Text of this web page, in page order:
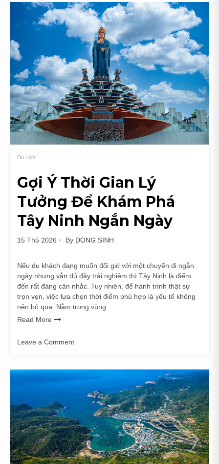
Bộ
Nghiệm
Lưu
Ý
Du
Lịch
Núi
Bà
Đen
1
Nhất
Du Lịch
Gợi Ý Thời Gian Lý
Tưởng Để Khám Phá
Tây Ninh Ngắn Ngày
15 Th5 2026 By DONG SINH
Nếu du khách đang muốn đổi gió với một chuyến đi ngắn
ngày nhưng vẫn đủ đầy trải nghiệm thì Tây Ninh là điểm
đến rất đáng cân nhắc. Tuy nhiên, để hành trình thật sự
trọn vẹn, việc lựa chọn thời điểm phù hợp là yếu tố không
nên bỏ qua. Nằm trong vùng
Read More
Leave a Comment
Ý
Lý
Tưởng
Để
Khám
Phá
Tây